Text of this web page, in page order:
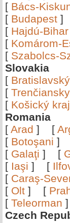
[ Bács-
[ Budapest ]
[ Hajdú-Bihar
[ Komárom-
[ Szabolcs-
Slovakia
[
[
[ Košický kraj
Romania
[ Arad ] [
[ Botoşani ]
[ Galaţi ] [
[ Iaşi ] [
[ Caraş-
[ Olt ] [
[ Teleorman
Czech